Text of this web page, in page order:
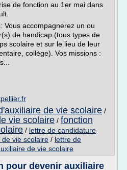
de fonction au 1er mai dans
Vous accompagnerez un ou
de handicap (tous types de
scolaire et sur le lieu de leur
collège). Vos missions :
de vie scolaire /
vie scolaire / fonction
/ lettre de candidature
vie scolaire / lettre de
de vie scolaire
pour devenir auxiliaire